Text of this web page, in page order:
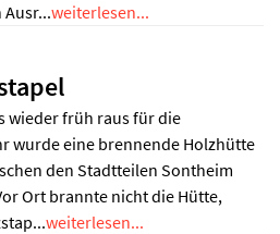
weiterlesen...
wieder früh raus für die
wurde eine brennende Holzhütte
den Stadtteilen Sontheim
Ort brannte nicht die Hütte,
weiterlesen...